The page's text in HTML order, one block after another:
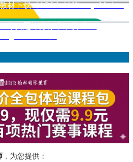
签
材下载《AP World History: Modern
Guidelines》
，为您提供：